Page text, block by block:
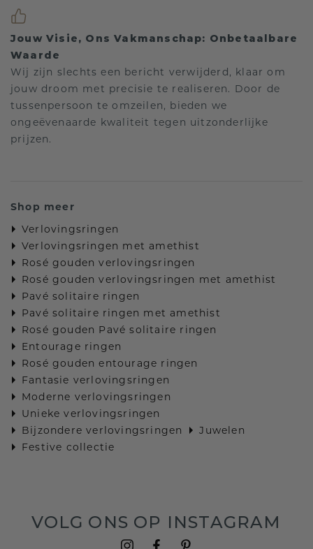
Jouw Visie, Ons Vakmanschap: Onbetaalbare
Waarde
Wij zijn slechts een bericht verwijderd, klaar om
jouw droom met precisie te realiseren. Door de
tussenpersoon te omzeilen, bieden we
ongeëvenaarde kwaliteit tegen uitzonderlijke
prijzen.
Shop meer
Verlovingsringen
Verlovingsringen met amethist
Rosé gouden verlovingsringen
Rosé gouden verlovingsringen met amethist
Pavé solitaire ringen
Pavé solitaire ringen met amethist
Rosé gouden Pavé solitaire ringen
Entourage ringen
Rosé gouden entourage ringen
Fantasie verlovingsringen
Moderne verlovingsringen
Unieke verlovingsringen
Bijzondere verlovingsringen
Juwelen
Festive collectie
VOLG ONS OP INSTAGRAM